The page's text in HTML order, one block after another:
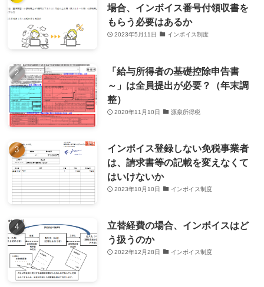
場合、インボイス番号付領収書を
もらう必要はあるか
2023年5月11日 インボイス制度
「給与所得者の基礎控除申告書
～」は全員提出が必要？（年末調
整）
2020年11月10日 源泉所得税
インボイス登録しない免税事業者
は、請求書等の記載を変えなくて
はいけないか
2023年10月10日 インボイス制度
立替経費の場合、インボイスはど
う扱うのか
2022年12月28日 インボイス制度